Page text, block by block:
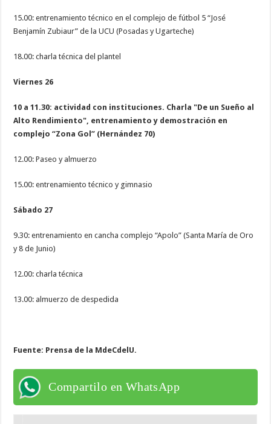
15.00: entrenamiento técnico en el complejo de fútbol 5 “José
Benjamín Zubiaur” de la UCU (Posadas y Ugarteche)
18.00: charla técnica del plantel
Viernes 26
10 a 11.30: actividad con instituciones. Charla "De un Sueño al
Alto Rendimiento" , entrenamiento y demostración en
complejo “Zona Gol” (Hernández 70)
12.00: Paseo y almuerzo
15.00: entrenamiento técnico y gimnasio
Sábado 27
9.30: entrenamiento en cancha complejo “Apolo” (Santa María de Oro
y 8 de Junio)
12.00: charla técnica
13.00: almuerzo de despedida
Fuente: Prensa de la MdeCdelU.
Compartilo en WhatsApp